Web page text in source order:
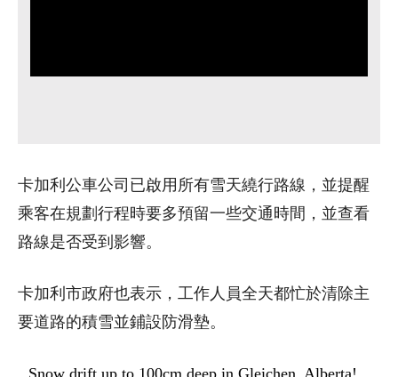
卡加利公車公司已啟用所有雪天繞行路線，並提醒
乘客在規劃行程時要多預留一些交通時間，並查看
路線是否受到影響。
卡加利市政府也表示，工作人員全天都忙於清除主
要道路的積雪並鋪設防滑墊。